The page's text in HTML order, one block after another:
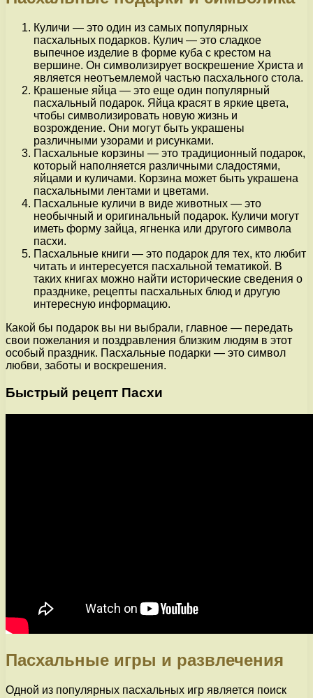
Куличи — это один из самых популярных
пасхальных подарков. Кулич — это сладкое
выпечное изделие в форме куба с крестом на
вершине. Он символизирует воскрешение Христа и
является неотъемлемой частью пасхального стола.
Крашеные яйца — это еще один популярный
пасхальный подарок. Яйца красят в яркие цвета,
чтобы символизировать новую жизнь и
возрождение. Они могут быть украшены
различными узорами и рисунками.
Пасхальные корзины — это традиционный подарок,
который наполняется различными сладостями,
яйцами и куличами. Корзина может быть украшена
пасхальными лентами и цветами.
Пасхальные куличи в виде животных — это
необычный и оригинальный подарок. Куличи могут
иметь форму зайца, ягненка или другого символа
пасхи.
Пасхальные книги — это подарок для тех, кто любит
читать и интересуется пасхальной тематикой. В
таких книгах можно найти исторические сведения о
празднике, рецепты пасхальных блюд и другую
интересную информацию.
Какой бы подарок вы ни выбрали, главное — передать
свои пожелания и поздравления близким людям в этот
особый праздник. Пасхальные подарки — это символ
любви, заботы и воскрешения.
Быстрый рецепт Пасхи
Пасхальные игры и развлечения
Одной из популярных пасхальных игр является поиск